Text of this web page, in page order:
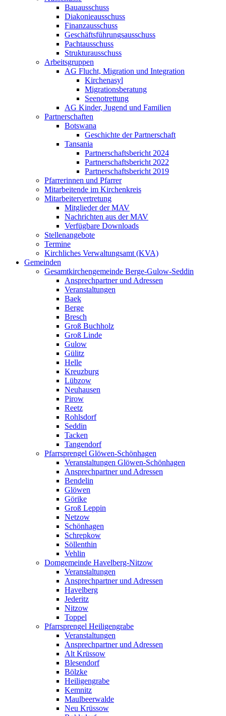
Bauausschuss
Diakonieausschuss
Finanzausschuss
Geschäftsführungsausschuss
Pachtausschuss
Strukturausschuss
Arbeitsgruppen
AG Flucht, Migration und Integration
Kirchenasyl
Migrationsberatung
Seenotrettung
AG Kinder, Jugend und Familien
Partnerschaften
Botswana
Geschichte der Partnerschaft
Tansania
Partnerschaftsbericht 2024
Partnerschaftsbericht 2022
Partnerschaftsbericht 2019
Pfarrerinnen und Pfarrer
Mitarbeitende im Kirchenkreis
Mitarbeitervertretung
Mitglieder der MAV
Nachrichten aus der MAV
Verfügbare Downloads
Stellenangebote
Termine
Kirchliches Verwaltungsamt (KVA)
Gemeinden
Gesamtkirchengemeinde Berge-Gulow-Seddin
Ansprechpartner und Adressen
Veranstaltungen
Baek
Berge
Bresch
Groß Buchholz
Groß Linde
Gulow
Gülitz
Helle
Kreuzburg
Lübzow
Neuhausen
Pirow
Reetz
Rohlsdorf
Seddin
Tacken
Tangendorf
Pfarrsprengel Glöwen-Schönhagen
Veranstaltungen Glöwen-Schönhagen
Ansprechpartner und Adressen
Bendelin
Glöwen
Görike
Groß Leppin
Netzow
Schönhagen
Schrepkow
Söllenthin
Vehlin
Domgemeinde Havelberg-Nitzow
Veranstaltungen
Ansprechpartner und Adressen
Havelberg
Jederitz
Nitzow
Toppel
Pfarrsprengel Heiligengrabe
Veranstaltungen
Ansprechpartner und Adressen
Alt Krüssow
Blesendorf
Bölzke
Heiligengrabe
Kemnitz
Maulbeerwalde
Neu Krüssow